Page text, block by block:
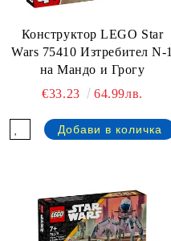
Конструктор LEGO Star
Wars 75410 Изтребител N-1
на Мандо и Грогу
€33.23
64.99лв.